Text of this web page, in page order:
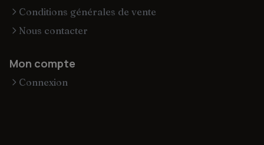
Conditions générales de vente
Nous contacter
Mon compte
Connexion